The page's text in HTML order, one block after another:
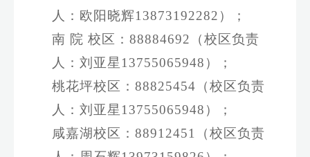
人：欧阳晓辉13873192282 ）；
南 院 校区： 88884692 （校区负责
人： 刘亚星13755065948 ）；
桃花坪校区： 88825454 （校区负责
人： 刘亚星13755065948 ）；
咸嘉湖校区： 88912451
（校区负责